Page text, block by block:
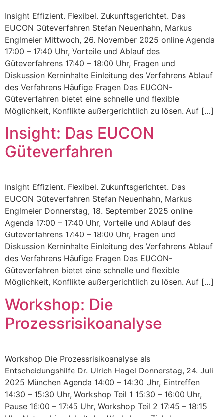
Insight Effizient. Flexibel. Zukunftsgerichtet. Das
EUCON Güteverfahren Stefan Neuenhahn, Markus
Englmeier Mittwoch, 26. November 2025 online Agenda
17:00 – 17:40 Uhr, Vorteile und Ablauf des
Güteverfahrens 17:40 – 18:00 Uhr, Fragen und
Diskussion Kerninhalte Einleitung des Verfahrens Ablauf
des Verfahrens Häufige Fragen Das EUCON-
Güteverfahren bietet eine schnelle und flexible
Möglichkeit, Konflikte außergerichtlich zu lösen. Auf […]
Insight: Das EUCON
Güteverfahren
Insight Effizient. Flexibel. Zukunftsgerichtet. Das
EUCON Güteverfahren Stefan Neuenhahn, Markus
Englmeier Donnerstag, 18. September 2025 online
Agenda 17:00 – 17:40 Uhr, Vorteile und Ablauf des
Güteverfahrens 17:40 – 18:00 Uhr, Fragen und
Diskussion Kerninhalte Einleitung des Verfahrens Ablauf
des Verfahrens Häufige Fragen Das EUCON-
Güteverfahren bietet eine schnelle und flexible
Möglichkeit, Konflikte außergerichtlich zu lösen. Auf […]
Workshop: Die
Prozessrisikoanalyse
Workshop Die Prozessrisikoanalyse als
Entscheidungshilfe Dr. Ulrich Hagel Donnerstag, 24. Juli
2025 München Agenda 14:00 – 14:30 Uhr, Eintreffen
14:30 – 15:30 Uhr, Workshop Teil 1 15:30 – 16:00 Uhr,
Pause 16:00 – 17:45 Uhr, Workshop Teil 2 17:45 – 18:15